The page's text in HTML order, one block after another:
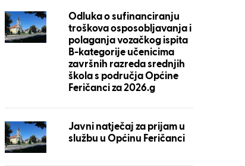
Odluka o sufinanciranju
troškova osposobljavanja i
polaganja vozačkog ispita
B-kategorije učenicima
završnih razreda srednjih
škola s područja Općine
Feričanci za 2026.g
Javni natječaj za prijam u
službu u Općinu Feričanci